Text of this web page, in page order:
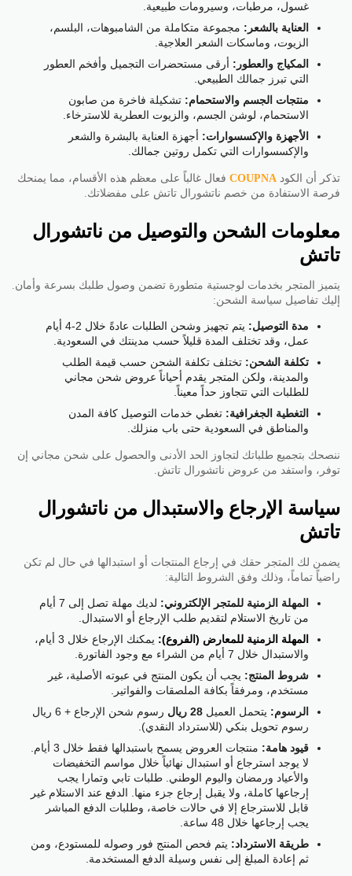
غسول، مرطبات، وسيرومات طبيعية.
العناية بالشعر: مجموعة متكاملة من الشامبوهات، البلسم،
الزيوت، وماسكات الشعر العلاجية.
المكياج والعطور: أرقى مستحضرات التجميل وأفخم العطور
التي تبرز جمالك الطبيعي.
منتجات الجسم والاستحمام: تشكيلة فاخرة من صابون
الاستحمام، لوشن الجسم، والزيوت العطرية للاسترخاء.
الأجهزة والإكسسوارات: أجهزة العناية بالبشرة والشعر
والإكسسوارات التي تكمل روتين جمالك.
تذكر أن الكود COUPNA فعال غالباً على معظم هذه الأقسام، مما يمنحك
فرصة الاستفادة من خصم ناتشورال تاتش على مفضلاتك.
معلومات الشحن والتوصيل من ناتشورال
تاتش
يتميز المتجر بخدمات لوجستية متطورة تضمن وصول طلبك بسرعة وأمان.
إليك تفاصيل سياسة الشحن:
مدة التوصيل:
يتم تجهيز وشحن الطلبات عادةً خلال 2-4 أيام
عمل، وقد تختلف المدة قليلاً حسب مدينتك في السعودية.
تكلفة الشحن: تختلف تكلفة الشحن حسب قيمة الطلب
والمدينة، ولكن المتجر يقدم أحياناً عروض شحن مجاني
للطلبات التي تتجاوز حداً معيناً.
التغطية الجغرافية: تغطي خدمات التوصيل كافة المدن
والمناطق في السعودية حتى باب منزلك.
ننصحك بتجميع طلباتك لتجاوز الحد الأدنى والحصول على شحن مجاني إن
توفر، واستفد من عروض ناتشورال تاتش.
سياسة الإرجاع والاستبدال من ناتشورال
تاتش
يضمن لك المتجر حقك في إرجاع المنتجات أو استبدالها في حال لم تكن
راضياً تماماً، وذلك وفق الشروط التالية:
المهلة الزمنية للمتجر الإلكتروني:
لديك مهلة تصل إلى 7 أيام
من تاريخ الاستلام لتقديم طلب الإرجاع أو الاستبدال.
المهلة الزمنية للمعارض (الفروع):
يمكنك الإرجاع خلال 3 أيام،
والاستبدال خلال 7 أيام من الشراء مع وجود الفاتورة.
شروط المنتج: يجب أن يكون المنتج في عبوته الأصلية، غير
مستخدم، ومرفقاً بكافة الملصقات والفواتير.
الرسوم: يتحمل العميل 28 ريال
رسوم شحن الإرجاع + 6 ريال
رسوم تحويل بنكي (للاسترداد النقدي).
قيود هامة:
منتجات العروض يسمح باستبدالها فقط خلال 3 أيام.
لا يوجد استرجاع أو استبدال نهائياً خلال مواسم التخفيضات
والأعياد ورمضان واليوم الوطني. طلبات تابي وتمارا يجب
إرجاعها كاملة، ولا يقبل إرجاع جزء منها. الدفع عند الاستلام غير
قابل للاسترجاع إلا في حالات خاصة، وطلبات الدفع المباشر
يجب إرجاعها خلال 48 ساعة.
طريقة الاسترداد: يتم فحص المنتج فور وصوله للمستودع، ومن
ثم إعادة المبلغ إلى نفس وسيلة الدفع المستخدمة.